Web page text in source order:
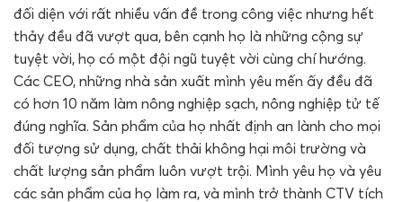
đối diện với rất nhiều vấn đề trong công việc nhưng hết
thảy đều đã vượt qua, bên cạnh họ là những cộng sự
tuyệt vời, họ có một đội ngũ tuyệt vời cùng chí hướng.
Các CEO, những nhà sản xuất mình yêu mến ấy đều đã
có hơn 10 năm làm nông nghiệp sạch, nông nghiệp tử tế
đúng nghĩa. Sản phẩm của họ nhất định an lành cho mọi
đối tượng sử dụng, chất thải không hại môi trường và
chất lượng sản phẩm luôn vượt trội. Mình yêu họ và yêu
các sản phẩm của họ làm ra, và mình trở thành CTV tích